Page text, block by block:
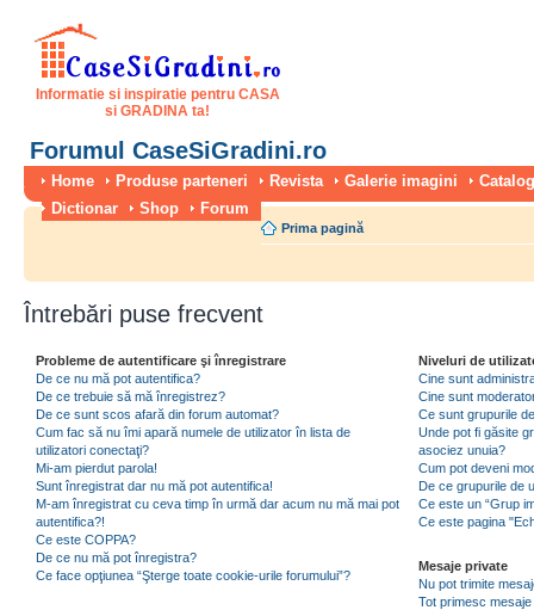
Informatie si inspiratie pentru CASA
si GRADINA ta!
Forumul CaseSiGradini.ro
Home Produse parteneri Revista Galerie imagini
Dictionar
Shop Forum
Prima pagină
Întrebări puse frecvent
Probleme de autentificare şi înregistrare
De ce nu mă pot autentifica?
De ce trebuie să mă înregistrez?
De ce sunt scos afară din forum automat?
Cum fac să nu îmi apară numele de utilizator în lista de
utilizatori conectaţi?
Mi-am pierdut parola!
Sunt înregistrat dar nu mă pot autentifica!
M-am înregistrat cu ceva timp în urmă dar acum nu mă mai pot
autentifica?!
Ce este COPPA?
De ce nu mă pot înregistra?
Ce face opţiunea “Şterge toate cookie-urile forumului”?
Niveluri de
Cine sunt
Cine sunt
Ce sunt grupurile
Unde pot fi găsite
asociez unuia?
Cum pot deveni
De ce grupurile de
Ce este un “Grup
Ce este pagina
Mesaje private
Nu pot trimite
Tot primesc